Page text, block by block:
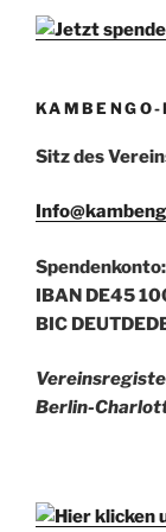
Sitz des
IBAN DE45
BIC
Berlin-